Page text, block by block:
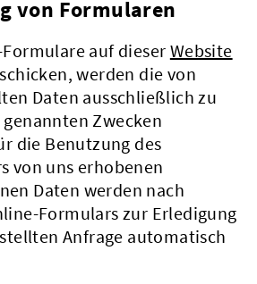
von Formularen
auf dieser Website
werden die von
Daten ausschließlich zu
Zwecken
die Benutzung des
von uns erhobenen
Daten werden nach
Formulars zur Erledigung
Anfrage automatisch